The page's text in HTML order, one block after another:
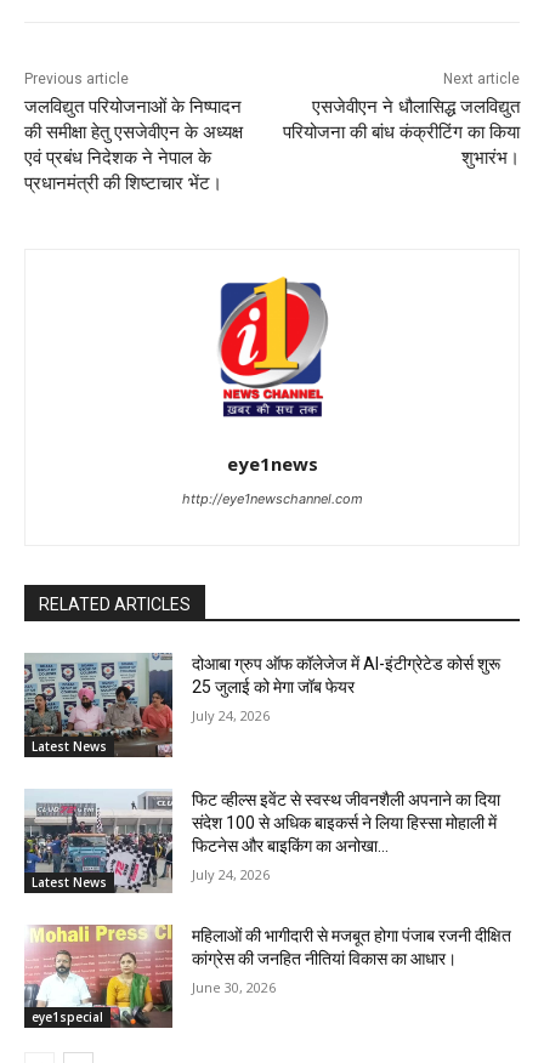
Previous article
जलविद्युत परियोजनाओं के निष्पादन
की समीक्षा हेतु एसजेवीएन के अध्यक्ष
एवं प्रबंध निदेशक ने नेपाल के
प्रधानमंत्री की शिष्‍टाचार भेंट।
Next article
एसजेवीएन ने धौलासिद्ध जलविद्युत
परियोजना की बांध कंक्रीटिंग का किया
शुभारंभ।
eye1news
http://eye1newschannel.com
RELATED ARTICLES
Latest News
दोआबा ग्रुप ऑफ कॉलेजेज में AI-इंटीग्रेटेड कोर्स शुरू
25 जुलाई को मेगा जॉब फेयर
July 24, 2026
Latest News
फिट व्हील्स इवेंट से स्वस्थ जीवनशैली अपनाने का दिया
संदेश 100 से अधिक बाइकर्स ने लिया हिस्सा मोहाली में
फिटनेस और बाइकिंग का अनोखा...
July 24, 2026
eye1special
महिलाओं की भागीदारी से मजबूत होगा पंजाब रजनी दीक्षित
कांग्रेस की जनहित नीतियां विकास का आधार।
June 30, 2026